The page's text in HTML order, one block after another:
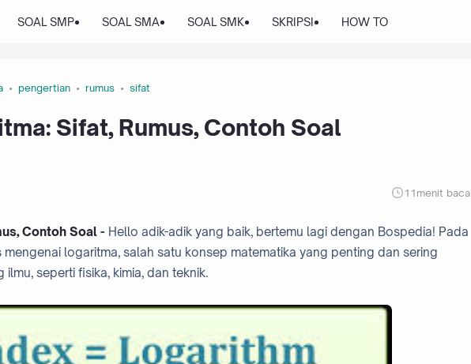
SOAL SMP SOAL SMA SOAL SMK SKRIPSI HOW TO
pengertian rumus sifat
Sifat, Rumus, Contoh Soal
11menit baca
Contoh Soal - Hello adik-adik yang baik, bertemu lagi dengan Bospedia! Pada
mengenai logaritma, salah satu konsep matematika yang penting dan sering
seperti fisika, kimia, dan teknik.